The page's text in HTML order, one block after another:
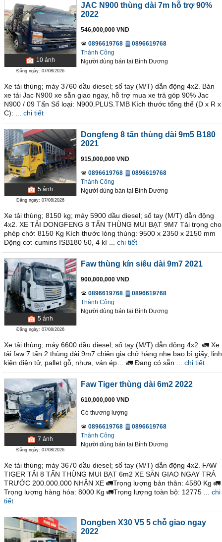
10ảnh
Đăng ngày: 07/08/2026
JAC N900 thùng dài 7m hỗ trợ 90%
2022
546,000,000 VND
0896619768
0896619768
Thành Công
Người dùng bán tại Bình Dương
Xe tải thùng; máy 3760 dầu diesel; số tay (M/T) dẫn động 4x2. Bán
xe tải Jac N900 xe sẵn giao ngay, hỗ trợ mua xe trả góp 90% Jac
N900 / 09 Tấn Số loại: N900.PLUS.TMB Kích thước tổng thể (D x R x
C): ...
chi tiết
5 ảnh
Đăng ngày: 07/08/2026
Dongfeng 8 tấn thùng dài 9m5 B180
2021
915,000,000 VND
0896619768
0896619768
Thành Công
Người dùng bán tại Bình Dương
Xe tải thùng; 8150 kg; máy 5900 dầu diesel; số tay (M/T) dẫn động
4x2. XE TẢI DONGFENG 8 TẤN THÙNG MUI BẠT 9M7 Tải trọng cho
phép chở: 8150 Kg Kích thước lòng thùng: 9500 x 2350 x 2150 mm
Động cơ: cumins ISB180 50, 4 kì ...
chi tiết
5 ảnh
Đăng ngày: 07/08/2026
Faw thùng kín siêu dài 9m7 2021
900,000,000 VND
0896619768
0896619768
Thành Công
Người dùng bán tại Bình Dương
Xe tải thùng; máy 6600 dầu diesel; số tay (M/T) dẫn động 4x2. 🚛 Xe
tải faw 7 tấn 2 thùng dài 9m7 chiên gia chở hàng nhẹ bao bì giấy, linh
kiện điện tử, pallet gỗ, nhựa, ván ép… 🚛 Đang có sẵn ...
chi tiết
7 ảnh
Đăng ngày: 07/08/2026
Faw Tiger thùng dài 6m2 2022
610,000,000 VND
Có thương lượng
0896619768
0896619768
Thành Công
Người dùng bán tại Bình Dương
Xe tải thùng; máy 3670 dầu diesel; số tay (M/T) dẫn động 4x2. FAW
TIGER TẢI 8 TẤN THÙNG MUI BẠT 6m2 XE SẴN GIAO NGAY TRẢ
TRƯỚC 200.000.000 NHẬN XE 🚛Trọng lượng bản thân: 4580 Kg 🚛
Trọng lượng hàng hóa: 8000 Kg 🚛Trọng lượng toàn bộ: 12775 ...
chi
tiết
Dongben X30 V5 5 chỗ giao ngay
2022